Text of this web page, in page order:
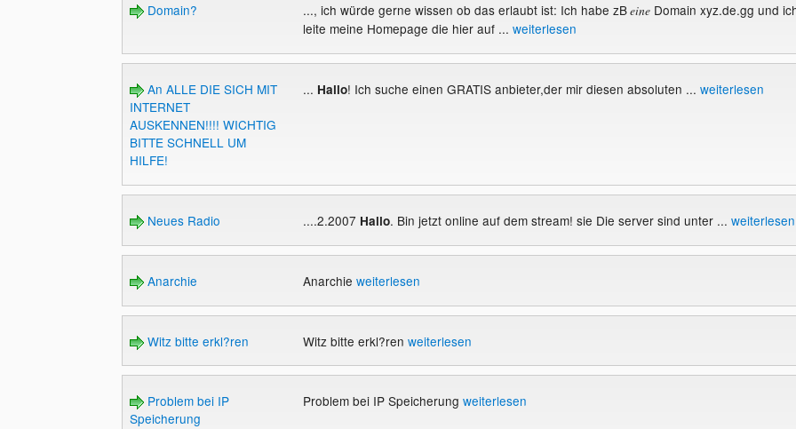
Domain? ..., ich würde gerne wissen ob das erlaubt ist: Ich habe zBeineDomain xyz.de.gg und
leite meine Homepage die hier auf ... weiterlesen
An ALLE DIE SICH MIT
INTERNET
AUSKENNEN!!!! WICHTIG
BITTE SCHNELL UM
HILFE!
... Hallo! Ich suche einen GRATIS anbieter,der mir diesen absoluten ... weiterlesen
Neues Radio ....2.2007 Hallo. Bin jetzt online auf dem stream! sie Die server sind unter ... weiterlesen
Anarchie Anarchie weiterlesen
Witz bitte erkl?ren Witz bitte erkl?ren weiterlesen
Problem bei IP
Speicherung
Problem bei IP Speicherung weiterlesen